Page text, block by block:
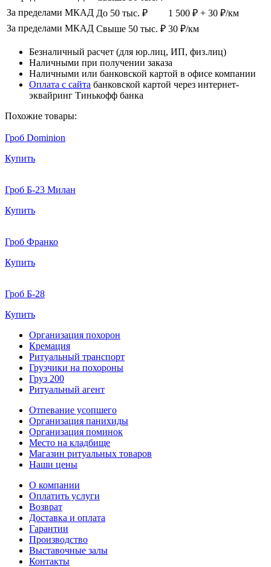
За пределами МКАД До 50 тыс. ₽
1 500 ₽ + 30 ₽/км
За пределами МКАД Свыше 50 тыс. ₽ 30 ₽/км
Безналичный расчет (для юр.лиц, ИП, физ.лиц)
Наличными при получении заказа
Наличными или банковской картой в офисе компании
Оплата с сайта банковской картой через интернет-
эквайринг Тинькофф банка
Похожие товары:
Гроб Dominion
Купить
Гроб Б-23 Милан
Купить
Гроб Франко
Купить
Гроб Б-28
Купить
Организация похорон
Кремация
Ритуальный транспорт
Грузчики на похороны
Груз 200
Ритуальный агент
Отпевание усопшего
Организация панихиды
Организация поминок
Место на кладбище
Магазин ритуальных товаров
Наши цены
О компании
Оплатить услуги
Возврат
Доставка и оплата
Гарантии
Производство
Выставочные залы
Контакты